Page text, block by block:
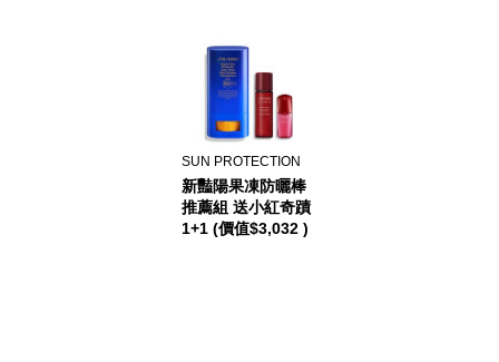
SUN PROTECTION
新豔陽果凍防曬棒
推薦組 送小紅奇蹟
1+1 (價值$3,032 )